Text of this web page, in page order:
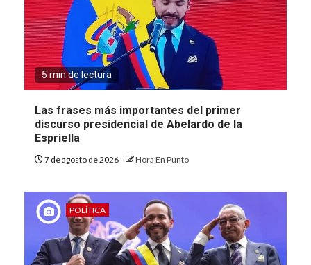
5 min de lectura
Las frases más importantes del primer
discurso presidencial de Abelardo de la
Espriella
7 de agosto de 2026 Hora En Punto
POLÍTICA